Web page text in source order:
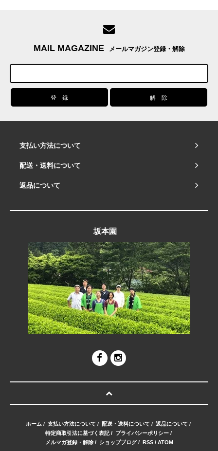
MAIL MAGAZINE メールマガジン登録・解除
支払い方法について
配送・送料について
返品について
坂本園
ホーム / 支払い方法について / 配送・送料について / 返品について /
特定商取引法に基づく表記/ プライバシーポリシー/
メルマガ登録・解除/ ショップブログ/ RSS/ ATOM